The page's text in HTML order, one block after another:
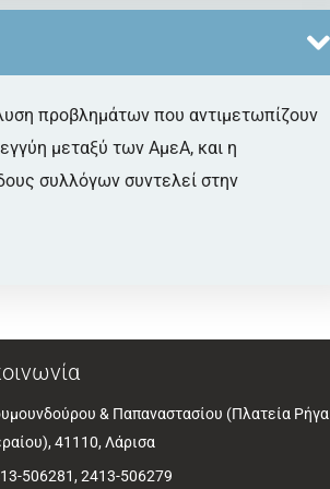
προβλημάτων που αντιμετωπίζουν
μεταξύ των ΑμεΑ, και η
συλλόγων συντελεί στην
& Παπαναστασίου (Πλατεία Ρήγα
41110, Λάρισα
506281, 2413-506279